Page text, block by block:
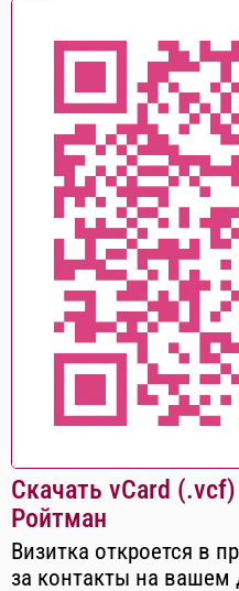
Скачать vCard
Ройтман
Визитка откроется в
за контакты на вашем